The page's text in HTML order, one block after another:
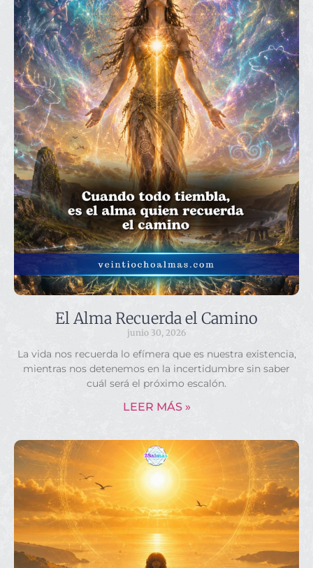
El Alma Recuerda el Camino
junio 30, 2026
La vida nos recuerda lo efímera que es nuestra existencia,
mientras nos detenemos en la incertidumbre sin saber
cuál será el próximo escalón.
LEER MÁS »